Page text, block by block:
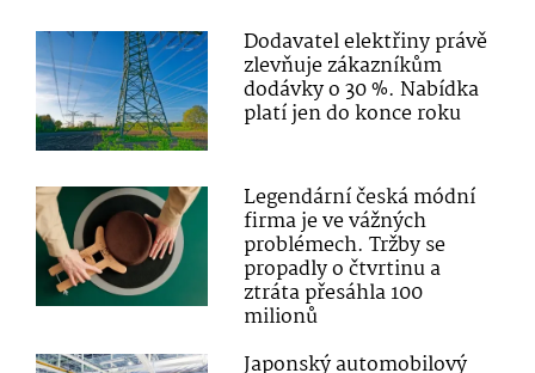
Dodavatel elektřiny právě
zlevňuje zákazníkům
dodávky o 30 %. Nabídka
platí jen do konce roku
Legendární česká módní
firma je ve vážných
problémech. Tržby se
propadly o čtvrtinu a
ztráta přesáhla 100
milionů
Japonský automobilový